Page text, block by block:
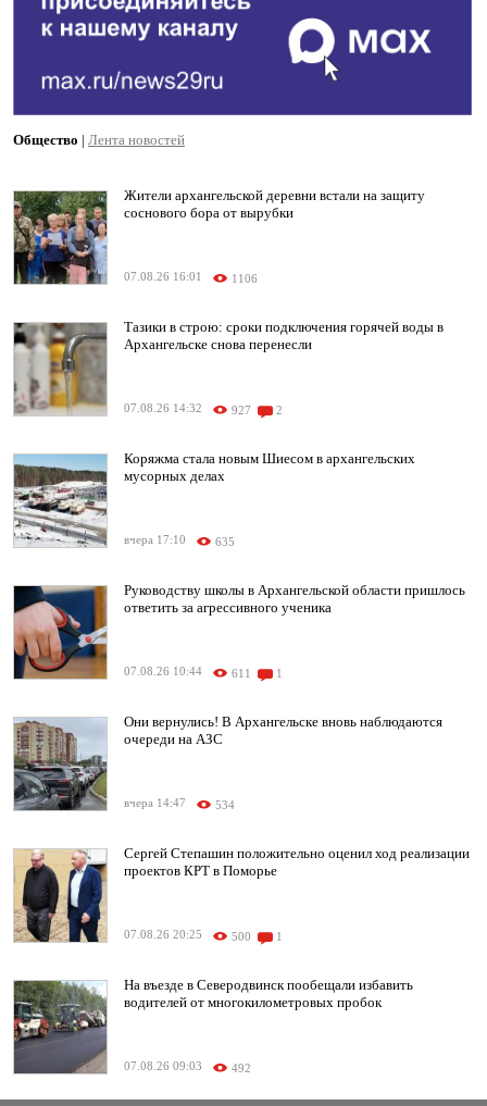
Общество | Лента новостей
Жители архангельской деревни встали на защиту
соснового бора от вырубки
07.08.26 16:01 1106
Тазики в строю: сроки подключения горячей воды в
Архангельске снова перенесли
07.08.26 14:32 927 2
Коряжма стала новым Шиесом в архангельских
мусорных делах
вчера 17:10 635
Руководству школы в Архангельской области пришлось
ответить за агрессивного ученика
07.08.26 10:44 611 1
Они вернулись! В Архангельске вновь наблюдаются
очереди на АЗС
вчера 14:47 534
Сергей Степашин положительно оценил ход реализации
проектов КРТ в Поморье
07.08.26 20:25 500 1
На въезде в Северодвинск пообещали избавить
водителей от многокилометровых пробок
07.08.26 09:03 492